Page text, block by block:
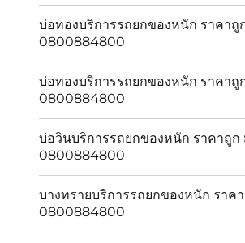
บ่อทองบริการรถยกของหนัก ราคาถู
0800884800
บ่อทองบริการรถยกของหนัก ราคาถู
0800884800
บ่อวินบริการรถยกของหนัก ราคาถูก
0800884800
บางทรายบริการรถยกของหนัก ราค
0800884800